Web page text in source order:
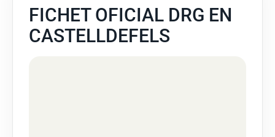
FICHET OFICIAL DRG EN
CASTELLDEFELS